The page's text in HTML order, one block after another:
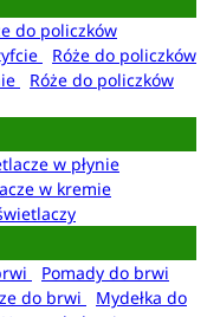
do policzków
Róże do policzków
Róże do policzków
w płynie
w kremie
Pomady do brwi
do brwi
Mydełka do